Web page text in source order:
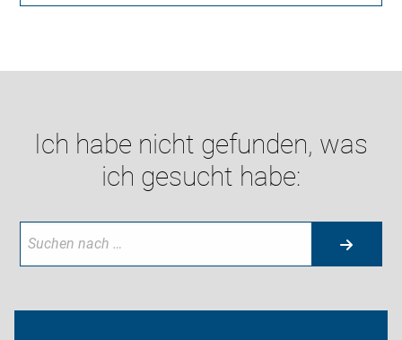
Ich habe nicht gefunden, was
ich gesucht habe: